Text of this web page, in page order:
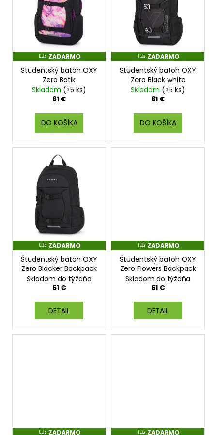
o
d
Z
A
D
A
R
M
ZADARMO
Študentský batoh OXY
Zero Batik
Skladom (>5 ks)
61 €
DO KOŠÍKA
Z
A
D
A
R
M
ZADARMO
Študentský batoh OXY
Zero Black white
Skladom (>5 ks)
61 €
DO KOŠÍKA
Z
A
D
R
M
ZADARMO
Študentský batoh OXY
Zero Blacker Backpack
Skladom do týždňa
61 €
DETAIL
Z
A
D
R
M
ZADARMO
Študentský batoh OXY
Zero Flowers Backpack
Skladom do týždňa
61 €
DETAIL
ZZADARMO ZZADARMO